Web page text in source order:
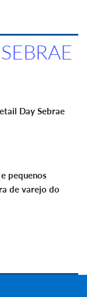
Day Sebrae
pequenos
de varejo do